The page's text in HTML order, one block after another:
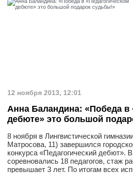
12 ноября 2013, 12:01
Анна Баландина: «Победа в
дебюте» это большой
8 ноября в Лингвистической
Матросова, 11) завершился
конкурса «Педагогический дебют».
соревновались 18 педагогов, стаж
превышает 3 лет. По итогам всех